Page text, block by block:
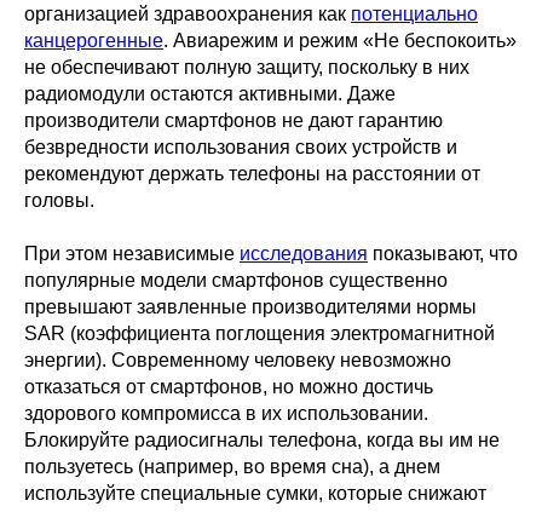
организацией здравоохранения как потенциально
канцерогенные. Авиарежим и режим «Не беспокоить»
не обеспечивают полную защиту, поскольку в них
радиомодули остаются активными. Даже
производители смартфонов не дают гарантию
безвредности использования своих устройств и
рекомендуют держать телефоны на расстоянии от
головы.
При этом независимые исследования показывают, что
популярные модели смартфонов существенно
превышают заявленные производителями нормы
SAR (коэффициента поглощения электромагнитной
энергии). Современному человеку невозможно
отказаться от смартфонов, но можно достичь
здорового компромисса в их использовании.
Блокируйте радиосигналы телефона, когда вы им не
пользуетесь (например, во время сна), а днем
используйте специальные сумки, которые снижают